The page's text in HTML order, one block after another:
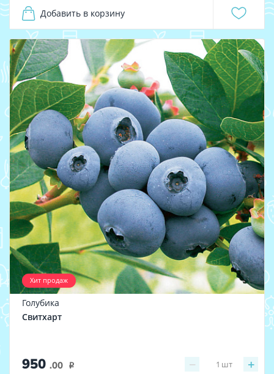
Добавить в корзину
Хит продаж
Голубика
Свитхарт
950 .00 i − +
1 шт